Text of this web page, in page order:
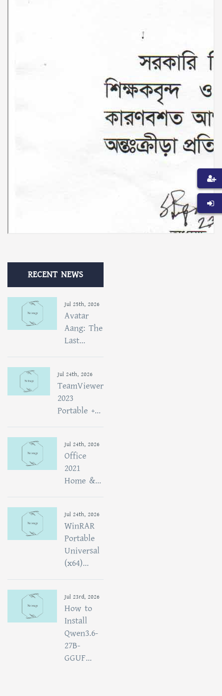
RECENT NEWS
Jul 25th, 2026
Avatar
Aang: The
Last...
Jul 24th, 2026
TeamViewer
2023
Portable +...
Jul 24th, 2026
Office
2021
Home &...
Jul 24th, 2026
WinRAR
Portable
Universal
(x64)...
Jul 23rd, 2026
How to
Install
Qwen3.6-
27B-
GGUF...